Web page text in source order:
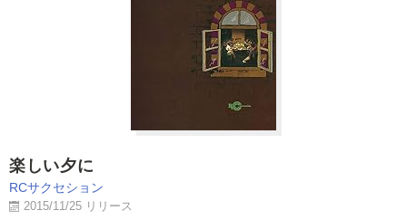
楽しい夕に
RCサクセション
2015/11/25 リリース